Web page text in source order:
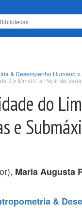
& Desempenho Humano
3,5 Mmoll-¹ a Partir de
do
e
Maria Augusta
&